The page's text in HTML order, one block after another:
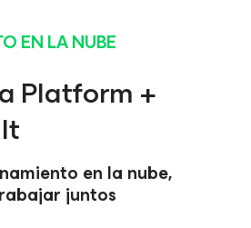
EN LA NUBE
Platform +
en la nube,
juntos